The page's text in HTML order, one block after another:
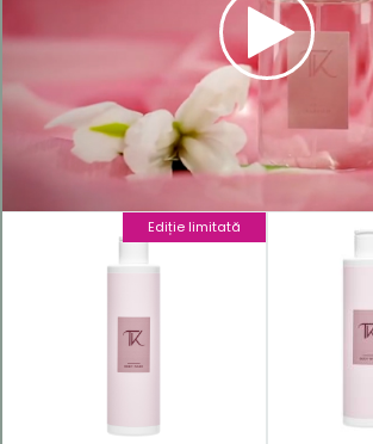
Ediție limitată
Parfumuri
Precious
Collection